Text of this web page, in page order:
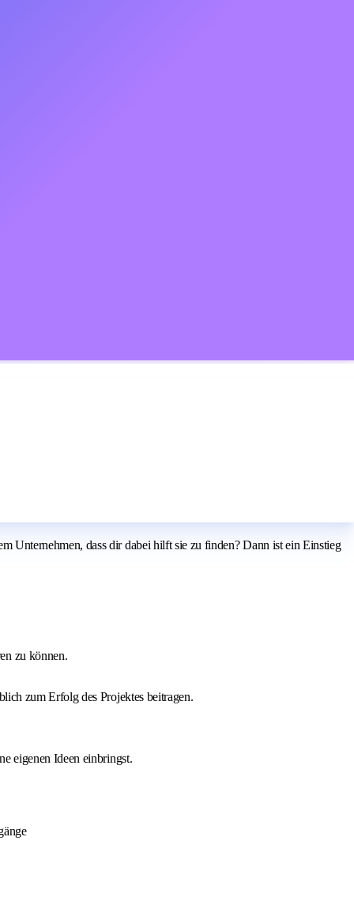
Unternehmen, dass dir dabei hilft sie zu finden? Dann ist ein Einstieg
zu können.
zum Erfolg des Projektes beitragen.
eigenen Ideen einbringst.